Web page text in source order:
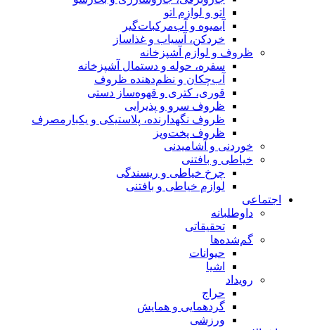
اتو و لوازم اتو
آبمیوه و آب‌مرکبات‌گیر
خردکن، آسیاب و غذاساز
ظروف و لوازم آشپزخانه
سفره، حوله و دستمال آشپزخانه
آب‌چکان و نظم‌دهنده ظروف
قوری، کتری و قهوه‌ساز دستی
ظروف سرو و پذیرایی
ظروف نگهدارنده، پلاستیکی و یکبارمصرف
ظروف پخت‌وپز
خوردنی و آشامیدنی
خیاطی و بافتنی
چرخ خیاطی و ریسندگی
لوازم خیاطی و بافتنی
اجتماعی
داوطلبانه
تحقیقاتی
گم‌شده‌ها
حیوانات
اشیا
رویداد
حراج
گردهمایی و همایش
ورزشی